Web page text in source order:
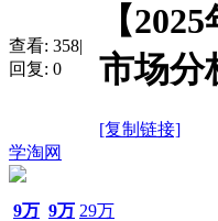
查看: 358|
回复: 0
【
市场分
[复制链接]
学淘网
9万 9万 29万